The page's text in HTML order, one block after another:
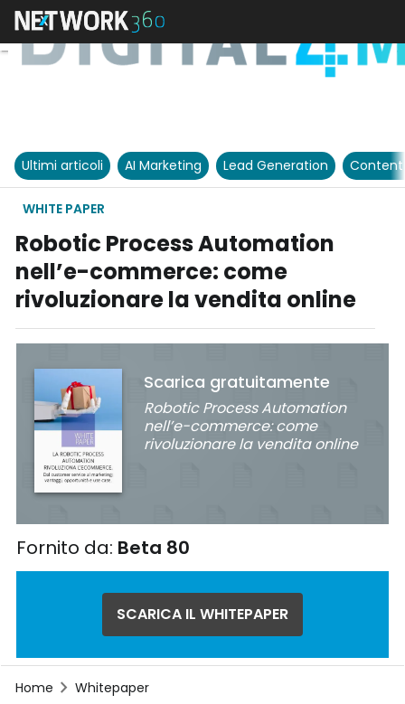
Ultimi articoli AI Marketing Lead Generation
WHITE PAPER
Robotic Process Automation
nell’e-commerce: come
rivoluzionare la vendita online
Scarica gratuitamente
Robotic Process Automation
nell’e-commerce: come
rivoluzionare la vendita online
Fornito da: Beta 80
SCARICA IL WHITEPAPER
Home Whitepaper